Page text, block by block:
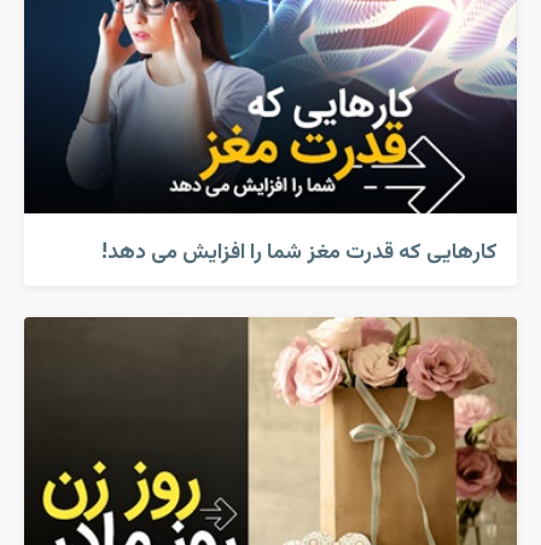
کارهایی که قدرت مغز شما را افزایش می دهد!